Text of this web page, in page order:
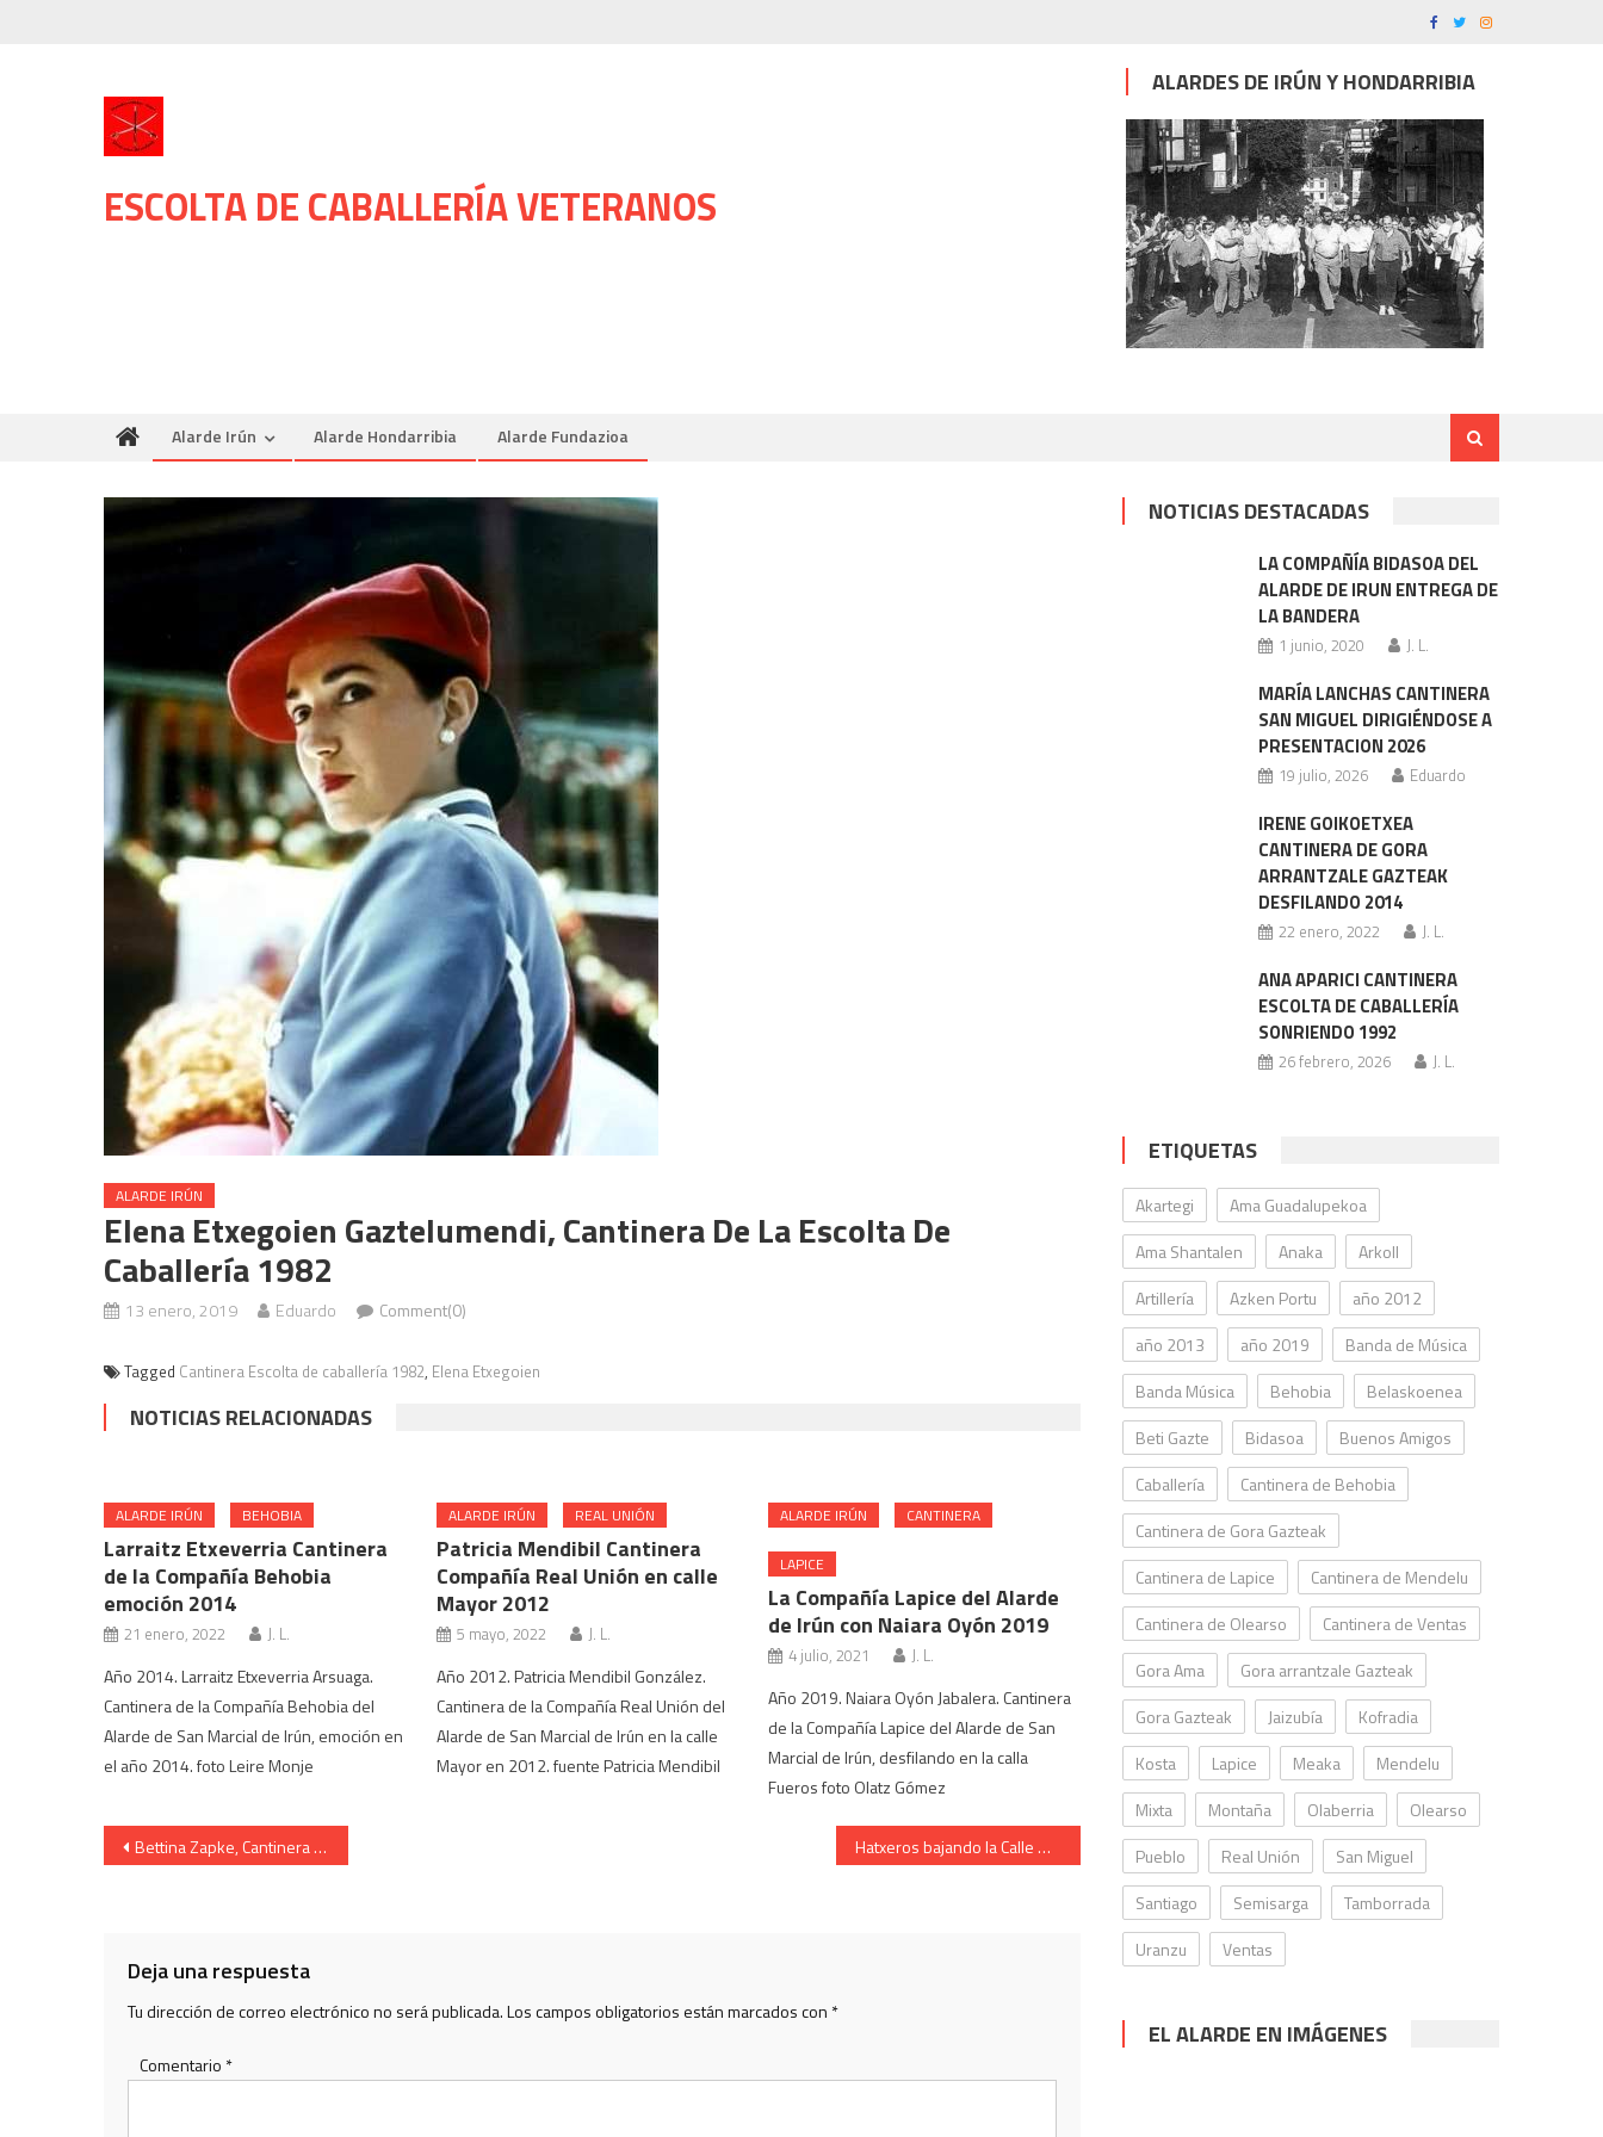
ESCOLTA DE CABALLERÍA VETERANOS
ALARDES DE IRÚN Y HONDARRIBIA
Alarde Irún Alarde Hondarribia Alarde Fundazioa
ALARDE IRÚN
Elena Etxegoien Gaztelumendi, Cantinera De La Escolta De
Caballería 1982
13 enero, 2019 Eduardo Comment(0)
Tagged Cantinera Escolta de caballería 1982, Elena Etxegoien
NOTICIAS RELACIONADAS
ALARDE IRÚN BEHOBIA
Larraitz Etxeverria Cantinera
de la Compañía Behobia
emoción 2014
21 enero, 2022 J. L.
Año 2014. Larraitz Etxeverria Arsuaga.
Cantinera de la Compañía Behobia del
Alarde de San Marcial de Irún, emoción en
el año 2014. foto Leire Monje
ALARDE IRÚN REAL UNIÓN
Patricia Mendibil Cantinera
Compañía Real Unión en calle
Mayor 2012
5 mayo, 2022 J. L.
Año 2012. Patricia Mendibil González.
Cantinera de la Compañía Real Unión del
Alarde de San Marcial de Irún en la calle
Mayor en 2012. fuente Patricia Mendibil
ALARDE IRÚN CANTINERA
LAPICE
La Compañía Lapice del Alarde
de Irún con Naiara Oyón 2019
4 julio, 2021 J. L.
Año 2019. Naiara Oyón Jabalera. Cantinera
de la Compañía Lapice del Alarde de San
Marcial de Irún, desfilando en la calla
Fueros foto Olatz Gómez
Navegación
Bettina Zapke, Cantinera de Caballería 1981 Hatxeros bajando la Calle Mayor
Deja una respuesta
Tu dirección de correo electrónico no será publicada.Los campos obligatorios están marcados con *
Comentario *
NOTICIAS DESTACADAS
LA COMPAÑÍA BIDASOA DEL
ALARDE DE IRUN ENTREGA DE
LA BANDERA
1 junio, 2020 J. L.
MARÍA LANCHAS CANTINERA
SAN MIGUEL DIRIGIÉNDOSE A
PRESENTACION 2026
19 julio, 2026 Eduardo
IRENE GOIKOETXEA
CANTINERA DE GORA
ARRANTZALE GAZTEAK
DESFILANDO 2014
22 enero, 2022 J. L.
ANA APARICI CANTINERA
ESCOLTA DE CABALLERÍA
SONRIENDO 1992
26 febrero, 2026 J. L.
ETIQUETAS
Akartegi
Ama Guadalupekoa
Ama Shantalen
Anaka
Arkoll
Artillería
Azken Portu
año 2012
año 2013
año 2019
Banda de Música
Banda Música
Behobia
Belaskoenea
Beti Gazte
Bidasoa
Buenos Amigos
Caballería
Cantinera de Behobia
Cantinera de Gora Gazteak
Cantinera de Lapice
Cantinera de Mendelu
Cantinera de Olearso
Cantinera de Ventas
Gora Ama
Gora arrantzale Gazteak
Gora Gazteak
Jaizubía
Kofradia
Kosta
Lapice Meaka
Mendelu
Mixta
Montaña Olaberria
Olearso
Pueblo
Real Unión
San Miguel
Santiago
Semisarga
Tamborrada
Uranzu
Ventas
EL ALARDE EN IMÁGENES